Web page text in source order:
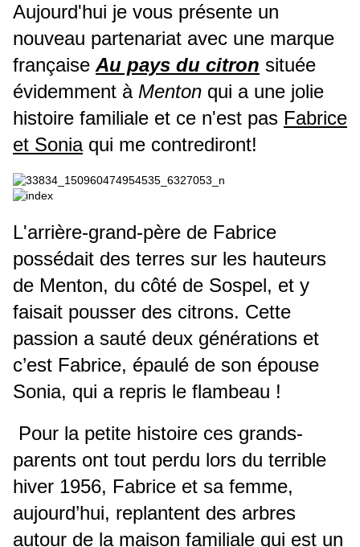
Aujourd'hui je vous présente un
nouveau partenariat avec une marque
française Au pays du citron située
évidemment à Menton qui a une jolie
histoire familiale et ce n'est pas Fabrice
et Soniaqui me contrediront!
L'arrière-grand-père de Fabrice
possédait des terres sur les hauteurs
de Menton, du côté de Sospel, et y
faisait pousser des citrons. Cette
passion a sauté deux générations et
c’est Fabrice, épaulé de son épouse
Sonia, qui a repris le flambeau !
Pour la petite histoire ces grands-
parents ont tout perdu lors du terrible
hiver 1956, Fabrice et sa femme,
aujourd’hui, replantent des arbres
autour de la maison familiale qui est un